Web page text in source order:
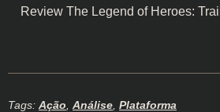
Review The Legend of Heroes:
Tags: Ação Análise Plataforma